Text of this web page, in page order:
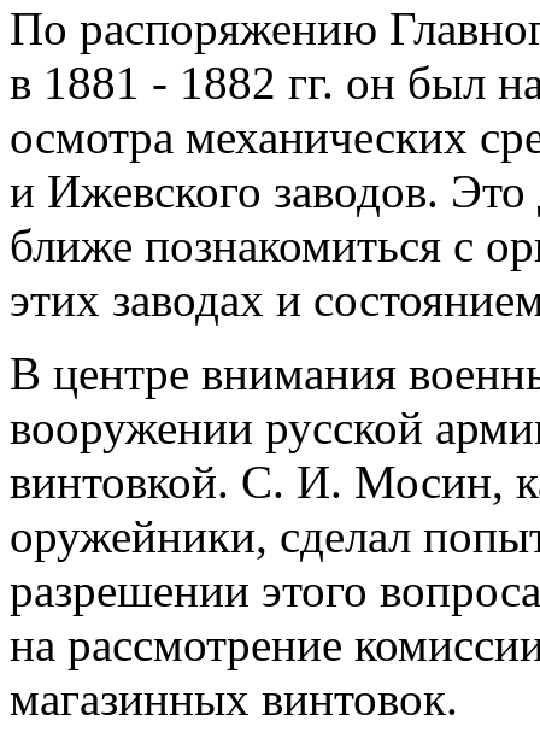
По распоряжению
в 1881 - 1882 гг. он был
осмотра механических
и Ижевского заводов.
ближе познакомиться с
этих заводах и
В центре внимания
вооружении русской
винтовкой. С. И. Мосин,
оружейники, сделал
разрешении этого
на рассмотрение
магазинных винтовок.